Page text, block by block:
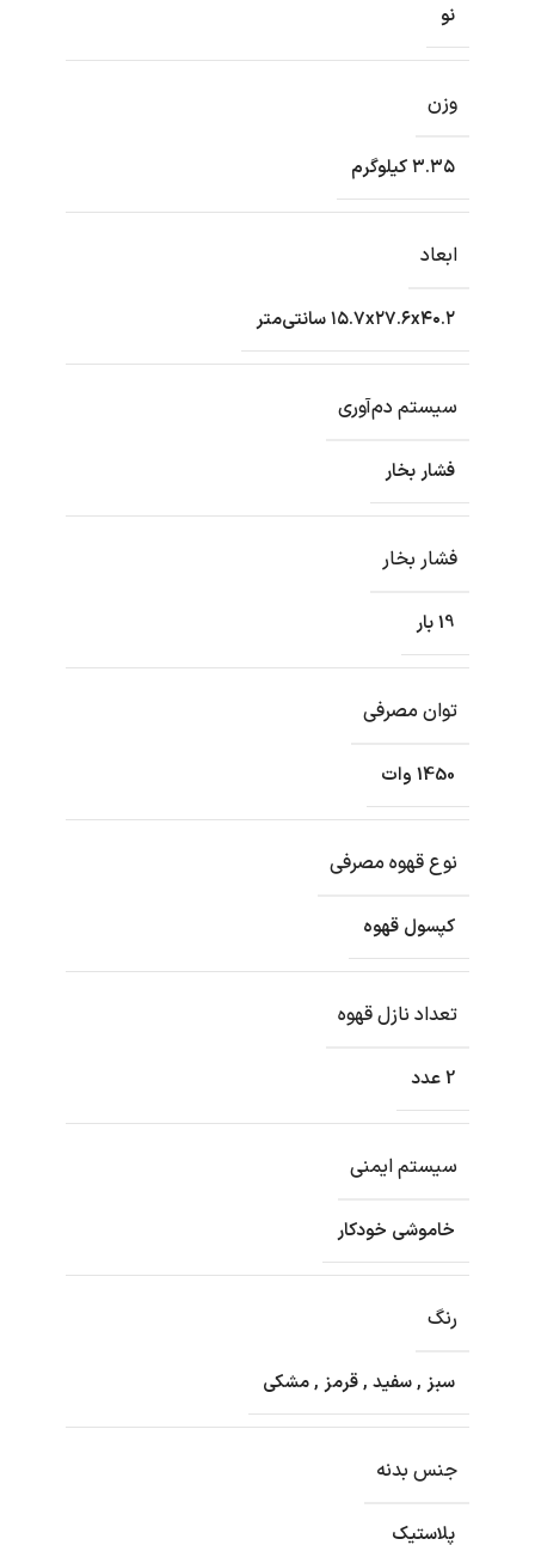
نو
وزن
۳.۳۵ کیلوگرم
ابعاد
۱۵.۷x۲۷.۶x۴۰.۲ سانتی‌متر
سیستم دم‌آوری
فشار بخار
فشار بخار
19 بار
توان مصرفی
1450 وات
نوع قهوه مصرفی
کپسول قهوه
تعداد نازل قهوه
2 عدد
سیستم ایمنی
خاموشی خودکار
رنگ
سبز ,سفید ,قرمز ,مشکی
جنس بدنه
پلاستیک